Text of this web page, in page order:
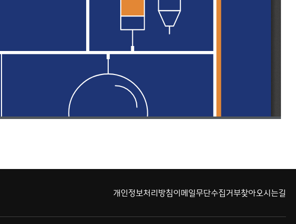
개인정보처리방침이메일무단수집거부찾아오시는길